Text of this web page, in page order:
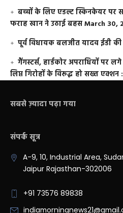
बच्चों के लिए एडल्ट स्किनकेयर
फराह खान ने उठाई बहसMarch 30,
पूर्व विधायक बलजीत यादव ईडी
गैंगस्टर्स, हार्डकोर अपराधियों पर
लिप्त गिरोहों के विरूद्ध हो सख्त एक्शन
सबसे ज़्यादा पढ़ा गया
संपर्क सूत्र
A-9, 10, Industrial Area,
Jaipur Rajasthan-302006
+91 73576 89838